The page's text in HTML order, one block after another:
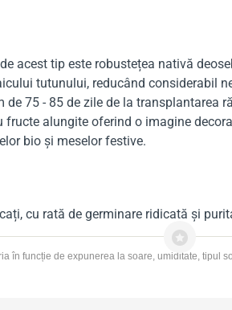
acest tip este robustețea nativă
tutunului, reducând considerabil
75 - 85 de zile de la transplantarea
alungite oferind o imagine
bio și meselor festive.
cu rată de germinare ridicată și
în funcție de expunerea la soare, umiditate,